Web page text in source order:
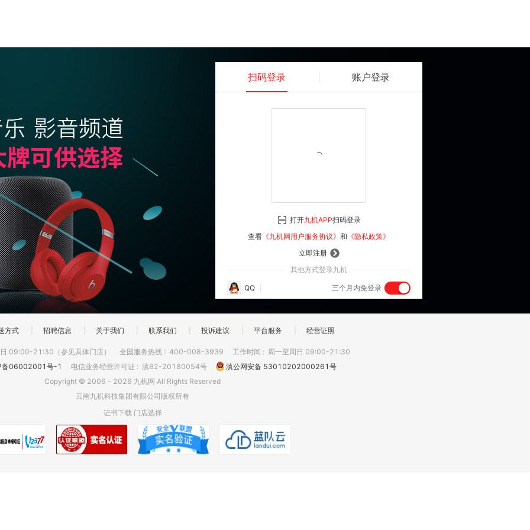
扫码登录 账户登录
登 录
立即注册
其他方式登录九机
QQ 三个月内免登录
打开九机APP扫码登录
查看 《九机网用户服务协议》 和 《隐私政策》
方式 招聘信息 关于我们 联系我们 投诉建议 平台服务 经营证照
09:00-21:30（参见具体门店） 全国服务热线 : 400-008-3939 工作时间 : 周一至周日 09:00-21:30
备06002001号-1
电信业务经营许可证 : 滇B2-20180054号
滇公网安备 53010202000261号
Copyright © 2006 - 2026 九机网 All Rights Reserved
云南九机科技集团有限公司版权所有
证书下载 门店选择